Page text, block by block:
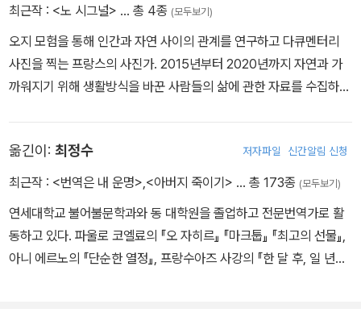
히 멀어졌던 그 며칠 동안 한 일은 똑같은 음식을 만들어 먹는 일, 같
은 책을 보고 또 보는 일, 눈보라의 노래를 하염없이 듣는 일, 장작을
때고 전기와 물을 아끼며 체온으로 밤을 이겨내는 일이었습니다. 시
간은 ‘도시에서보다 훨씬 더 빠르게 지나’갔습니다. 도시 사람들은 생
답은 다르겠지만 책의 주인공들은 한결같이 말합니다. 오히려 그들에
게 도시는 ‘한 시간만 지나면 할일이 없는’ 곳, ‘얼마 안 가 지겨워지
이 책의 주인공들은 오직 ‘살아가기’에 충실합니다. 헛된 사위 하나 없
이 춤추는 무용가처럼 살아갑니다. 그들은 영화나 드라마를 보는 대
신 하늘에 새겨진 오로라를 바라봅니다. 풍경화를 감상하는 대신 말
을 달려 드넓은 초원으로 뛰어들어갑니다. 인간이 만든 음악보다 새
최근작 : <노 시그널> … 총 4종 (모두보기)
오지 모험을 통해 인간과 자연 사이의 관계를 연구하고 다큐멘터리
사진을 찍는 프랑스의 사진가. 2015년부터 2020년까지 자연과 가
까워지기 위해 생활방식을 바꾼 사람들의 삶에 관한 자료를 수집하는
업을 했고, 2015년부터 수차례 사진전을 열었다. 2015년 페르피냥
비자 푸르 리마주 페스티벌 사진 부문 ANI상, 2017년 부르스 뒤 탈
옮긴이: 최정수 저자파일 신간알림 신청
최근작 : <번역은 내 운명> <아버지 죽이기> … 총 173종 (모두보기)
연세대학교 불어불문학과와 동 대학원을 졸업하고 전문번역가로 활
동하고 있다. 파울로 코엘료의 『오 자히르』 『마크툽』 『최고의 선물』,
아니 에르노의 『단순한 열정』, 프랑수아즈 사강의 『한 달 후, 일 년